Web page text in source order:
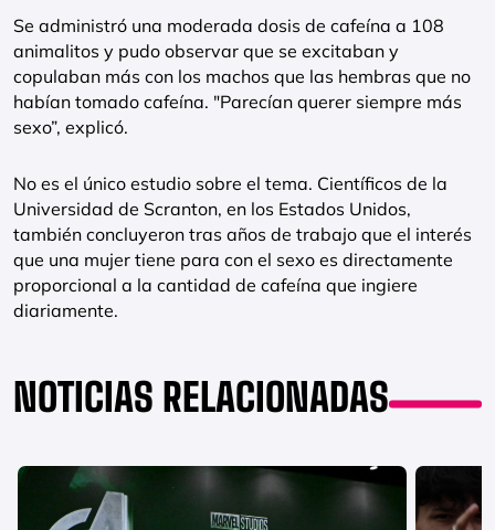
Se administró una moderada dosis de cafeína a 108
animalitos y pudo observar que se excitaban y
copulaban más con los machos que las hembras que no
habían tomado cafeína. "Parecían querer siempre más
sexo”, explicó.
No es el único estudio sobre el tema. Científicos de la
Universidad de Scranton, en los Estados Unidos,
también concluyeron tras años de trabajo que el interés
que una mujer tiene para con el sexo es directamente
proporcional a la cantidad de cafeína que ingiere
diariamente.
NOTICIAS RELACIONADAS